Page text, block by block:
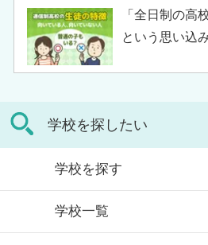
リット・デメ
ます。
行ったからと
は決してあり
の記事では、
が人生終わり
せた高校選び
「全日制の高
という思い込
生徒」などが
観がある人も
増加傾向にあ
在籍していま
信制高校には
学校を探したい
学校を探す
学校一覧